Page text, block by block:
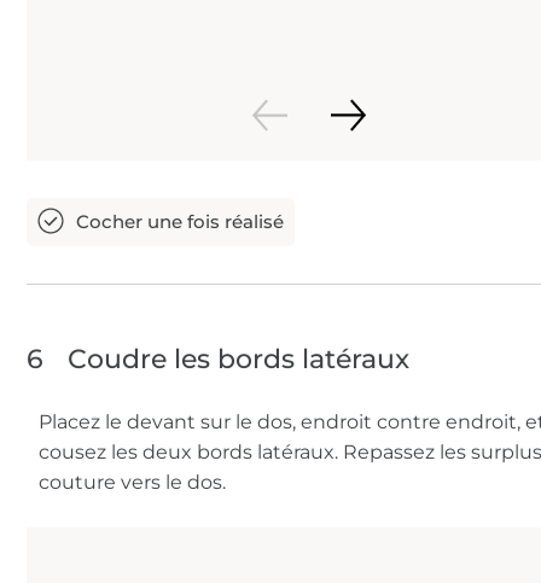
6 Coudre les bords latéraux
Placez le devant sur le dos, endroit contre endroit,
cousez les deux bords latéraux. Repassez les
couture vers le dos.